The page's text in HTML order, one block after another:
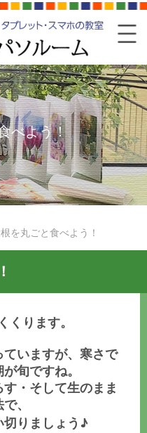
べよう！
を丸ごと食べよう！
くります。
いますが、寒さで
旬ですね。
・そして生のまま
、
切りましょう♪